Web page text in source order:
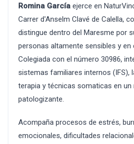
Romina García ejerce en
Carrer d'Anselm Clavé de Calella,
distingue dentro del Maresme por
personas altamente sensibles y
Colegiada con el número 30986,
sistemas familiares internos (IFS),
terapia y técnicas somaticas en
patologizante.
Acompaña procesos de estrés,
emocionales, dificultades